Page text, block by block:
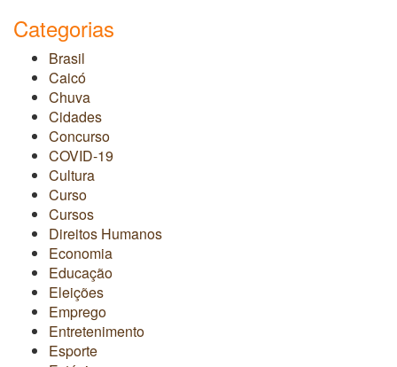
Categorias
Brasil
Caicó
Chuva
Cidades
Concurso
COVID-19
Cultura
Curso
Cursos
Direitos Humanos
Economia
Educação
Eleições
Emprego
Entretenimento
Esporte